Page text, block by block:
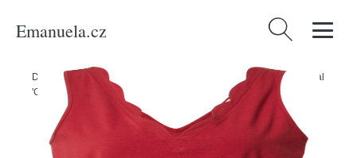
Emanuela.cz Vyhledávání
Domů / Produkty / Krátké overaly
Overal
'Caroline' ABOUT YOU červená